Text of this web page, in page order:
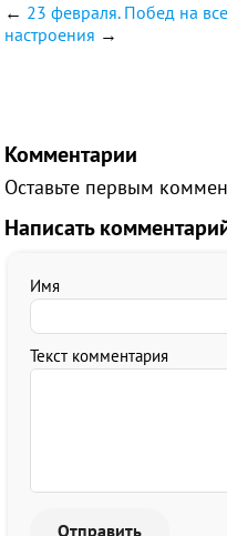
← 23 февраля. Побед на
настроения →
Комментарии
Оставьте первым
Написать
Имя
Текст комментария